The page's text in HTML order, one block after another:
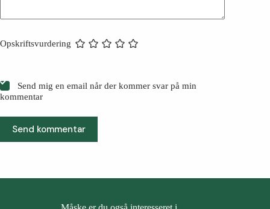
Opskriftsvurdering
Send mig en email når der kommer svar på min
kommentar
Send kommentar